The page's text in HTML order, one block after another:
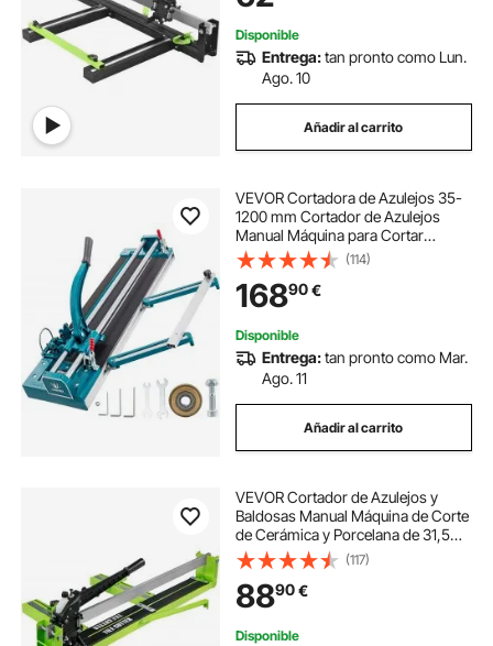
Baldosa Ordinaria
Disponible
Entrega:tan pronto como Lun.
Ago. 10
Añadir al carrito
VEVOR Cortadora de Azulejos 35-
1200 mm Cortador de Azulejos
Manual Máquina para Cortar
Azulejos Cortadora de Cerámica
con Láser
(114)
16890€
Disponible
Entrega:tan pronto como Mar.
Ago. 11
Añadir al carrito
VEVOR Cortador de Azulejos y
Baldosas Manual Máquina de Corte
de Cerámica y Porcelana de 31,5
Pulgadas​ Se Aplica a Las Baldosas
de Cerámica y Porcelana máquina
de corte de baldosas
(117)
8890€
Disponible